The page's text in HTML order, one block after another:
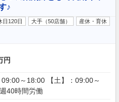
♪
日120日 大手（50店舗）
産休・育休
円
09:00～18:00 【土】：09:00～
40時間労働